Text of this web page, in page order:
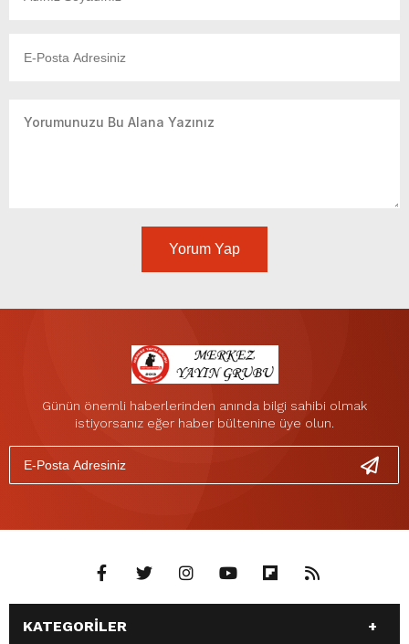
Yorum Yap
Günün önemli haberlerinden anında bilgi sahibi olmak
istiyorsanız eğer haber bültenine üye olun.
KATEGORİLER